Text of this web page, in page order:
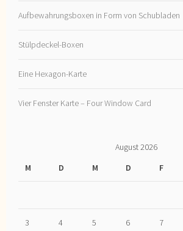
Aufbewahrungsboxen in Form von Schubladen
Stülpdeckel-Boxen
Eine Hexagon-Karte
Vier Fenster Karte – Four Window Card
August 2026
M
D M D F
3 4 5 6 7